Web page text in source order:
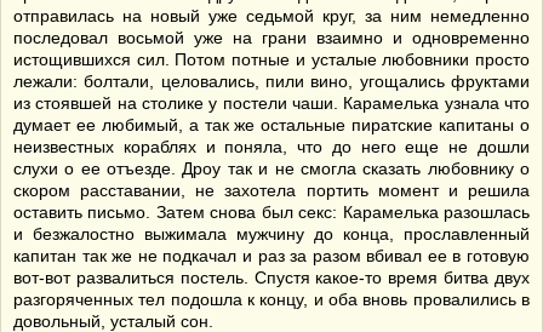
отправилась на новый уже седьмой круг, за ним немедленно
последовал восьмой уже на грани взаимно и одновременно
истощившихся сил. Потом потные и усталые любовники просто
лежали: болтали, целовались, пили вино, угощались фруктами
из стоявшей на столике у постели чаши. Карамелька узнала что
думает ее любимый, а так же остальные пиратские капитаны о
неизвестных кораблях и поняла, что до него еще не дошли
слухи о ее отъезде. Дроу так и не смогла сказать любовнику о
скором расставании, не захотела портить момент и решила
оставить письмо. Затем снова был секс: Карамелька разошлась
и безжалостно выжимала мужчину до конца, прославленный
капитан так же не подкачал и раз за разом вбивал ее в готовую
вот-вот развалиться постель. Спустя какое-то время битва двух
разгоряченных тел подошла к концу, и оба вновь провалились в
довольный, усталый сон.